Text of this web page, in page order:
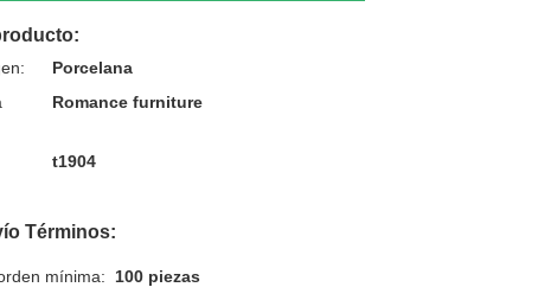
Porcelana
Romance furniture
t1904
Términos:
mínima:
100 piezas